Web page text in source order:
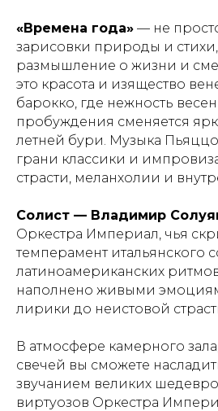
«Времена года» — не
зарисовки природы и
размышление о жизни и
это красота и изящество
барокко, где нежность
пробуждения сменяется
летней бури. Музыка
грани классики и
страсти, меланхолии и
Солист — Владимир
Оркестра Империал, чья
темперамент итальянского
латиноамериканских
наполнено живыми
лирики до неистовой
В атмосфере камерного
свечей вы сможете
звучанием великих
виртуозов Оркестра